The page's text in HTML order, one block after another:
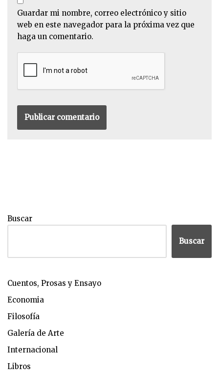
Guardar mi nombre, correo electrónico y sitio
web en este navegador para la próxima vez que
haga un comentario.
Buscar
Buscar
Cuentos, Prosas y Ensayo
Economia
Filosofía
Galería de Arte
Internacional
Libros